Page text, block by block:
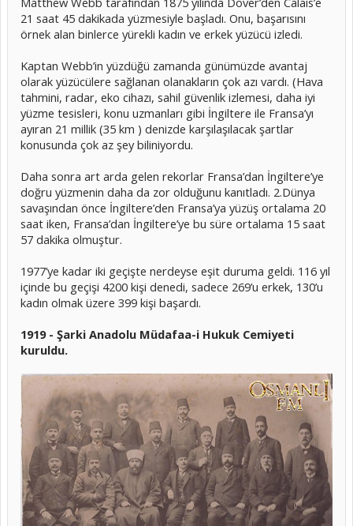
21 saat 45 dakikada yüzmesiyle başladı. Onu, başarısını
örnek alan binlerce yürekli kadın ve erkek yüzücü izledi.
Kaptan Webb’in yüzdüğü zamanda günümüzde avantaj
olarak yüzücülere sağlanan olanakların çok azı vardı. (Hava
tahmini, radar, eko cihazı, sahil güvenlik izlemesi, daha iyi
yüzme tesisleri, konu uzmanları gibi İngiltere ile Fransa’yı
ayıran 21 millik (35 km ) denizde karşılaşılacak şartlar
konusunda çok az şey biliniyordu.
Daha sonra art arda gelen rekorlar Fransa’dan İngiltere’ye
doğru yüzmenin daha da zor olduğunu kanıtladı. 2.Dünya
savaşından önce İngiltere’den Fransa’ya yüzüş ortalama 20
saat iken, Fransa’dan İngiltere’ye bu süre ortalama 15 saat
57 dakika olmuştur.
1977’ye kadar iki geçişte nerdeyse eşit duruma geldi. 116 yıl
içinde bu geçişi 4200 kişi denedi, sadece 269’u erkek, 130’u
kadın olmak üzere 399 kişi başardı.
1919 - Şarki Anadolu Müdafaa-i Hukuk Cemiyeti
kuruldu.